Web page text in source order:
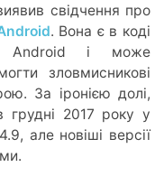
свідчення про
. Вона є в коді
Android і може
зловмисникові
За іронією долі,
грудні 2017 року у
але новіші версії